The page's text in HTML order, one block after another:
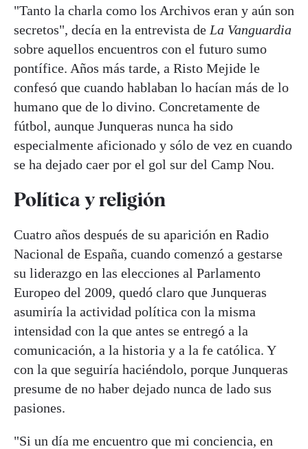
"Tanto la charla como los Archivos eran y aún son
secretos", decía en la entrevista de La Vanguardia
sobre aquellos encuentros con el futuro sumo
pontífice. Años más tarde, a Risto Mejide le
confesó que cuando hablaban lo hacían más de lo
humano que de lo divino. Concretamente de
fútbol, aunque Junqueras nunca ha sido
especialmente aficionado y sólo de vez en cuando
se ha dejado caer por el gol sur del Camp Nou.
Política y religión
Cuatro años después de su aparición en Radio
Nacional de España, cuando comenzó a gestarse
su liderazgo en las elecciones al Parlamento
Europeo del 2009, quedó claro que Junqueras
asumiría la actividad política con la misma
intensidad con la que antes se entregó a la
comunicación, a la historia y a la fe católica. Y
con la que seguiría haciéndolo, porque Junqueras
presume de no haber dejado nunca de lado sus
pasiones.
"Si un día me encuentro que mi conciencia, en